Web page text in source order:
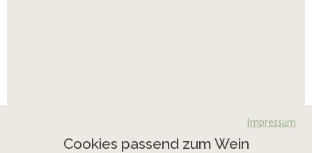
Impressum
Cookies passend zum Wein